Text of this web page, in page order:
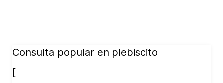
Consulta popular en plebiscito
[